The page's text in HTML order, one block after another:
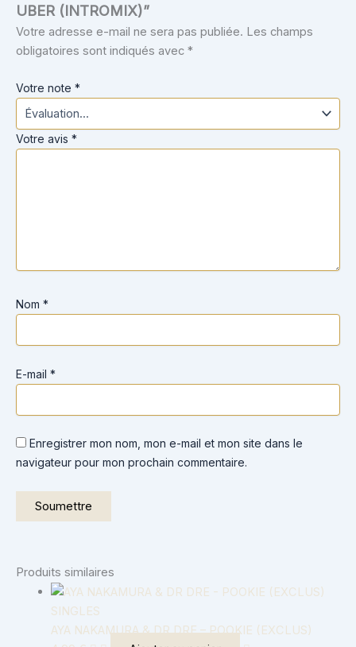
UBER (INTROMIX)”
Votre adresse e-mail ne sera pas publiée. Les champs
obligatoires sont indiqués avec *
Votre note *
Votre avis *
Nom *
E-mail *
Enregistrer mon nom, mon e-mail et mon site dans le
navigateur pour mon prochain commentaire.
Produits similaires
SINGLES
AYA NAKAMURA & DR DRE – POOKIE (EXCLUS)